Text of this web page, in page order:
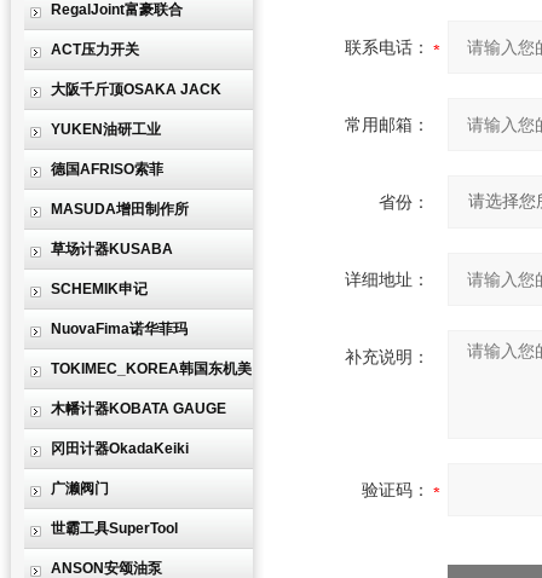
RegalJoint富豪联合
ACT压力开关
大阪千斤顶OSAKA JACK
YUKEN油研工业
德国AFRISO索菲
MASUDA增田制作所
草场计器KUSABA
SCHEMIK申记
NuovaFima诺华菲玛
TOKIMEC_KOREA韩国东机美
木幡计器KOBATA GAUGE
冈田计器OkadaKeiki
广濑阀门
世霸工具SuperTool
ANSON安颂油泵
联系电话：
常用邮箱：
省份：
详细地址：
补充说明：
验证码：